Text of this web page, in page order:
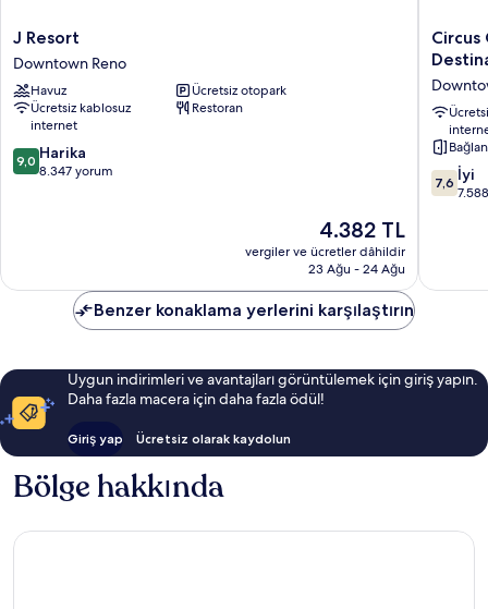
J
Resort
Downtown
Reno
J Resort
Downtown Reno
Havuz
Ücretsiz otopark
Ücretsiz kablosuz
internet
Restoran
10
üzerinden
9,0 Harika
8.347 yorum
Güncel
fiyat:
4.382 TL
4.382 TL
vergiler ve ücretler dâhildir
23 Ağu - 24 Ağu
Circus
Circus
–
A
Caesars
Rewards
Circus
10
7,6 İyi
Benzer konaklama yerlerini karşılaştırın
Uygun indirimleri ve avantajları görüntülemek için giriş yapın.
Daha fazla macera için daha fazla ödül!
Giriş yap Ücretsiz olarak kaydolun
Bölge hakkında